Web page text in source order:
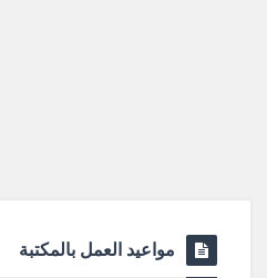
مواعيد العمل بالمكتبة